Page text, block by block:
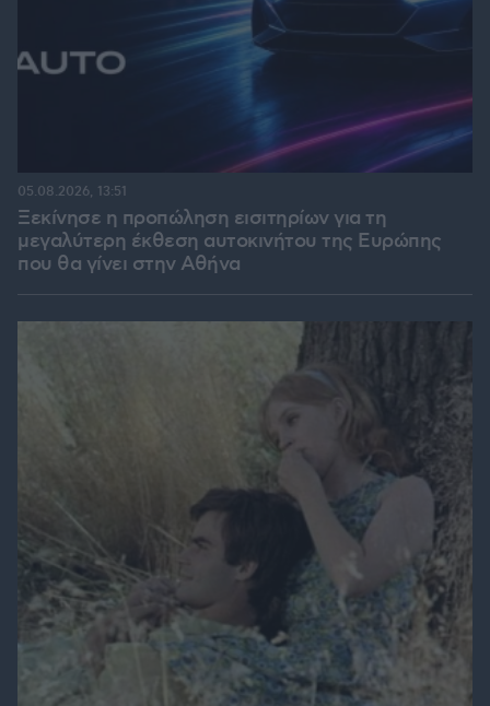
Ξεκίνησε η προπώληση εισιτηρίων για τη
μεγαλύτερη έκθεση αυτοκινήτου της Ευρώπης
που θα γίνει στην Αθήνα
05.08.2026, 13:51